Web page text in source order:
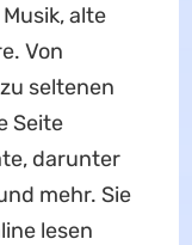
alte
Von
seltenen
Seite
darunter
mehr. Sie
lesen